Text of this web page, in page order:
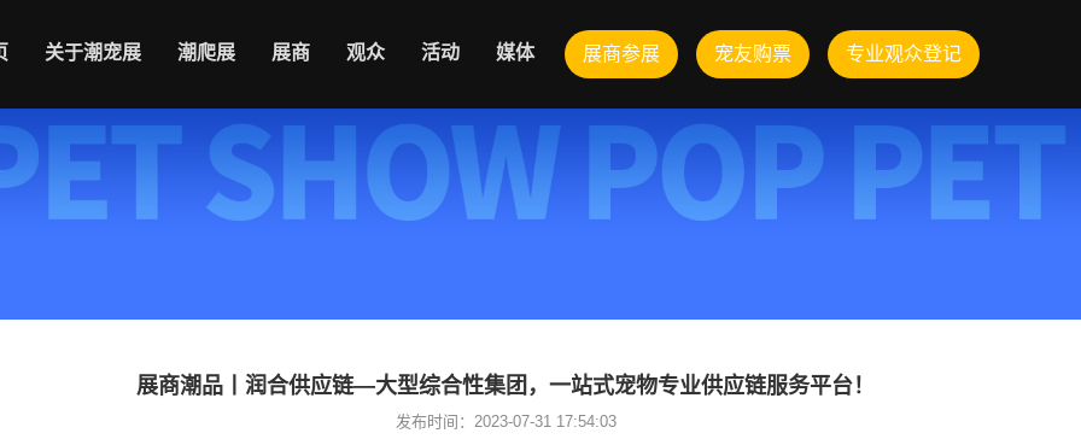
展商参展 宠友购票 专业观众登记
关于潮宠展 潮爬展 展商 观众 活动 媒体
展商潮品丨润合供应链—大型综合性集团，一站式宠物专业供应链服务平台！
发布时间：2023-07-31 17:54:03